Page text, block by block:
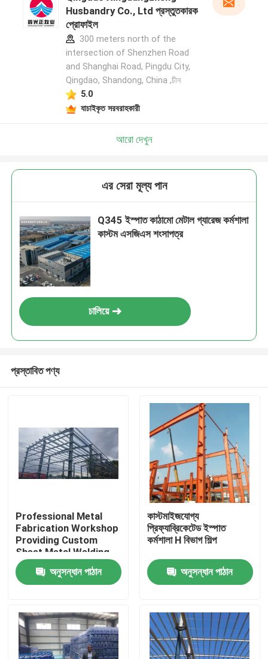
বাড়ি
পণ্য
আমাদের সম্বন্ধে
Husbandry Co., Ltd প্রস্তুতকারক
প্রোফাইল
300 meters north of the
intersection of Shenzhen Road
and Shanghai Road, Pingdu City,
Qingdao, Shandong, China ,চীন
5.0
যাচাইকৃত সরবরাহকারী
আরো দেখুন
এর সেরা মূল্য পান
Q345 ইস্পাত কাঠামো মেটাল গ্যারেজ কর্মশালা
কাস্টম এসজিএস শংসাপত্র
চালিয়ে
প্রস্তাবিত পণ্য
Professional Metal
Fabrication Workshop
Providing Custom
Sheet Metal Welding
Cutting and Assembly
Solutions for
Industrial
অনুসন্ধান পাঠান
কাস্টমাইজযোগ্য
প্রিফ্যাব্রিকেটেড ইস্পাত
কর্মশালা H বিভাগ শিল্প
অনুসন্ধান পাঠান